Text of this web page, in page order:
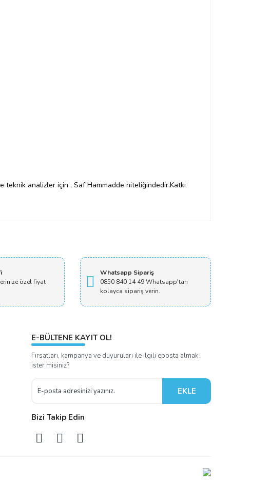
teknik analizler için , Saf Hammadde niteliğindedir.Katkı
özel fiyat
Whatsapp Sipariş
0850 840 14 49 Whatsapp'tan
kolayca sipariş verin.
E-BÜLTENE KAYIT OL!
Fırsatları, kampanya ve duyuruları ile ilgili eposta almak
ister misiniz?
EKLE
Bizi Takip Edin